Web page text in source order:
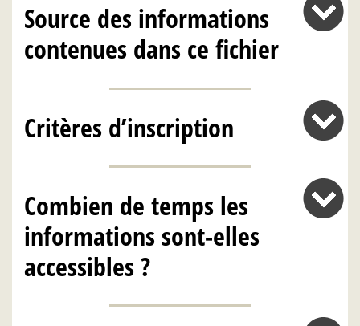
Source des informations
contenues dans ce fichier
Critères d’inscription
Combien de temps les
informations sont-elles
accessibles ?